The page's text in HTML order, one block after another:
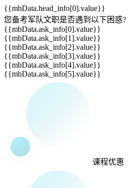
{{mbData.head_info[0].value}}
您备考军队文职是否遇到以下困惑?
{{mbData.ask_info[0].value}}
{{mbData.ask_info[1].value}}
{{mbData.ask_info[2].value}}
{{mbData.ask_info[3].value}}
{{mbData.ask_info[4].value}}
{{mbData.ask_info[5].value}}
课程优惠